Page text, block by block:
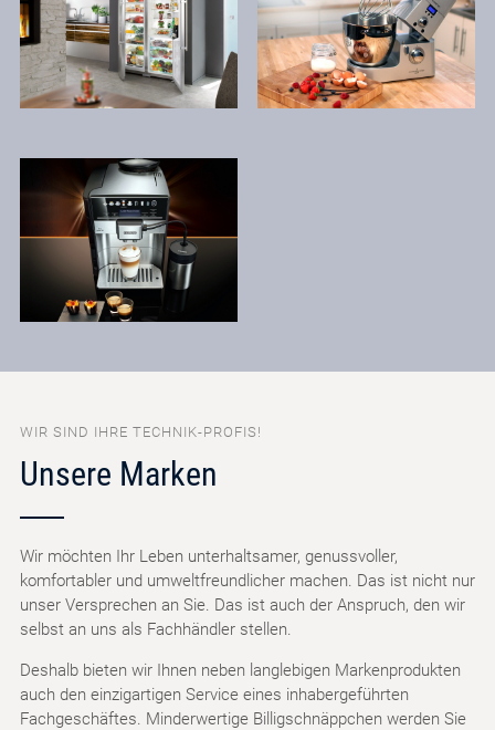
WIR SIND IHRE TECHNIK-PROFIS!
Unsere Marken
Wir möchten Ihr Leben unterhaltsamer, genussvoller,
komfortabler und umweltfreundlicher machen. Das ist nicht nur
unser Versprechen an Sie. Das ist auch der Anspruch, den wir
selbst an uns als Fachhändler stellen.
Deshalb bieten wir Ihnen neben langlebigen Markenprodukten
auch den einzigartigen Service eines inhabergeführten
Fachgeschäftes. Minderwertige Billigschnäppchen werden Sie